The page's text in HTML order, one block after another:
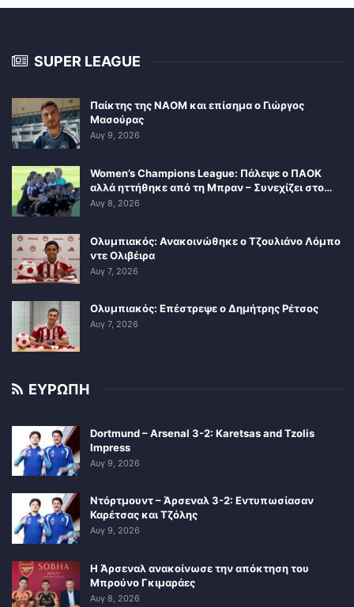
SUPER LEAGUE
Παίκτης της ΝΑΟΜ και επίσημα ο Γιώργος
Μασούρας
Αυγ 9, 2026
Women’s Champions League: Πάλεψε ο ΠΑΟΚ
αλλά ηττήθηκε από τη Μπραν – Συνεχίζει στο…
Αυγ 8, 2026
Ολυμπιακός: Ανακοινώθηκε ο Τζουλιάνο Λόμπο
ντε Ολιβέιρα
Αυγ 7, 2026
Ολυμπιακός: Επέστρεψε ο Δημήτρης Ρέτσος
Αυγ 7, 2026
ΕΥΡΩΠΗ
Dortmund – Arsenal 3-2: Karetsas and Tzolis
Impress
Αυγ 9, 2026
Ντόρτμουντ – Άρσεναλ 3-2: Εντυπωσίασαν
Καρέτσας και Τζόλης
Αυγ 9, 2026
Η Άρσεναλ ανακοίνωσε την απόκτηση του
Μπρούνο Γκιμαράες
Αυγ 8, 2026